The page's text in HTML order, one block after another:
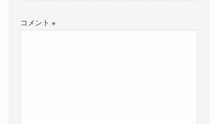
コメント※